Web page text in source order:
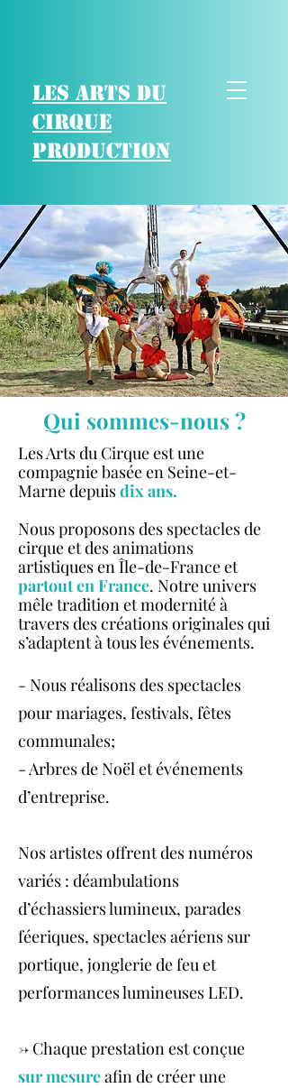
Les arts du
cirque
production
Qui sommes-nous ?
Les Arts du Cirque est une
compagnie basée en Seine-et-
Marne depuisdix ans.
Nous proposons des spectacles de
cirque et des animations
artistiques en Île-de-France et
partout en France. Notre univers
mêle tradition et modernité à
travers des créations originales qui
s’adaptent à tous les événements.
- Nous réalisons des spectacles
pour mariages, festivals, fêtes
communales;
- Arbres de Noël et événements
d’entreprise.
Nos artistes offrent des numéros
variés : déambulations
d’échassiers lumineux, parades
féeriques, spectacles aériens sur
portique, jonglerie de feu et
performances lumineuses LED.
-> Chaque prestation est conçue
sur mesureafin de créer une